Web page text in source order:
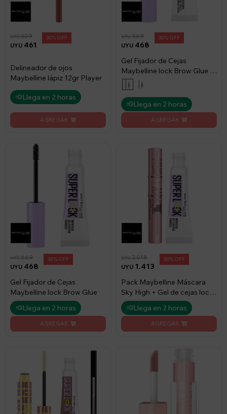
UYU 461
UYU659 30
Delineador de ojos
Maybelline lápiz 12gr Player
Llega en 2 horas
UYU 468
UYU669 30
Gel Fijador de Cejas
Maybelline lock Brow Glue -
Medium Brown
Llega en 2 horas
UYU 468
UYU669 30
Gel Fijador de Cejas
Maybelline lock Brow Glue
Llega en 2 horas
UYU 1.413
UYU2.018 30
Pack Maybelline Máscara
Sky High + Gel de cejas lock
transp
Llega en 2 horas